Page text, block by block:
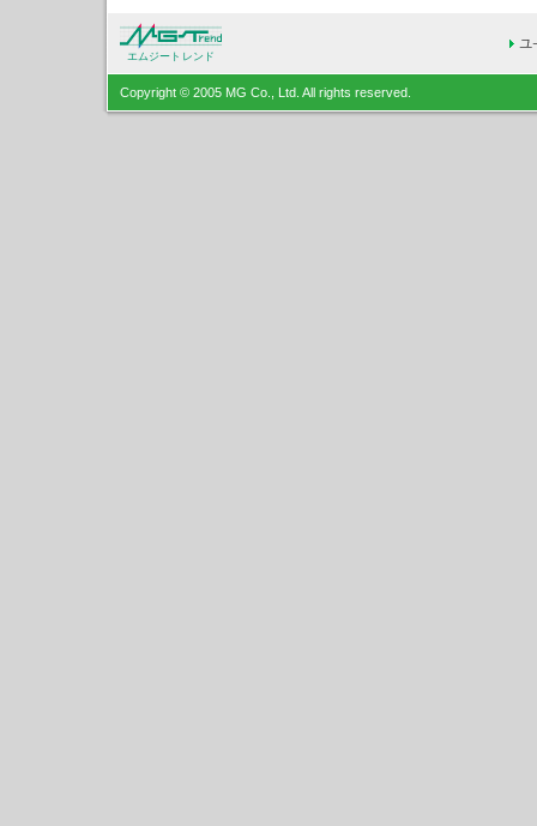
エムジートレンド
Copyright © 2005 MG Co., Ltd. All rights reserved.